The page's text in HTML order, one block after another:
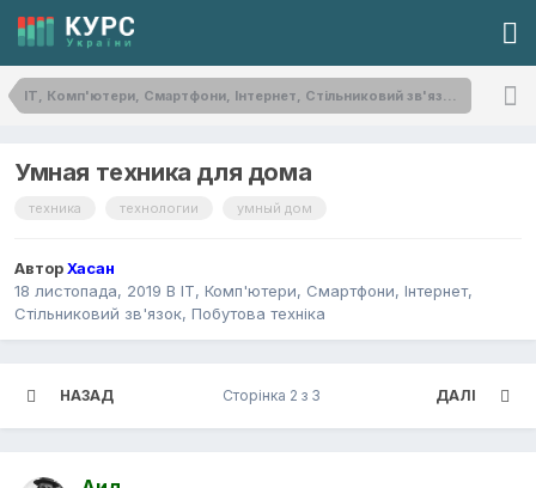
IT, Комп'ютери, Смартфони, Інтернет, Стільниковий зв'язок, Побутова техніка
Умная техника для дома
техника технологии умный дом
АвторХасан
18 листопада, 2019 В IT, Комп'ютери, Смартфони, Інтернет,
Стільниковий зв'язок, Побутова техніка
НАЗАД ДАЛІ
Сторінка 2 з 3